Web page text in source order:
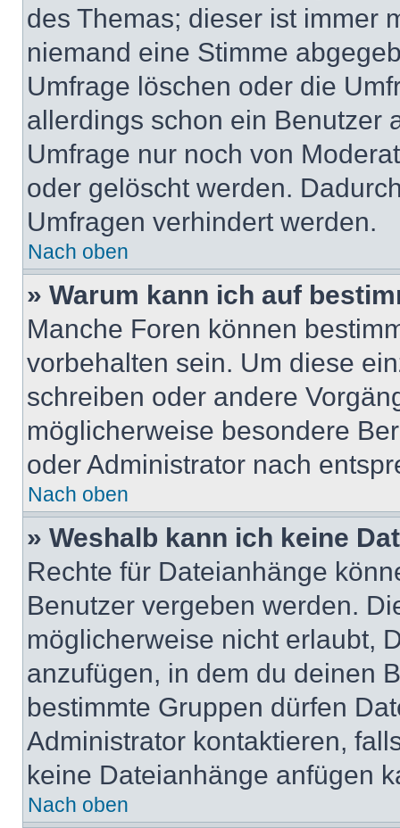
des Themas; dieser ist immer
niemand eine Stimme
Umfrage löschen oder die
allerdings schon ein Benutzer
Umfrage nur noch von
oder gelöscht werden.
Umfragen verhindert werden.
Nach oben
» Warum kann ich auf
Manche Foren können
vorbehalten sein. Um diese
schreiben oder andere
möglicherweise besondere
oder Administrator nach
Nach oben
» Weshalb kann ich keine
Rechte für Dateianhänge
Benutzer vergeben werden.
möglicherweise nicht erlaubt,
anzufügen, in dem du deinen
bestimmte Gruppen dürfen
Administrator kontaktieren,
keine Dateianhänge anfügen
Nach oben